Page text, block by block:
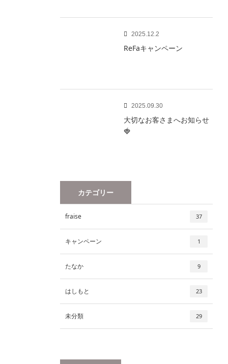
2025.12.2
ReFaキャンペーン
2025.09.30
大切なお客さまへお知らせ
🍓
カテゴリー
fraise 37
キャンペーン 1
たなか 9
はしもと 23
未分類 29